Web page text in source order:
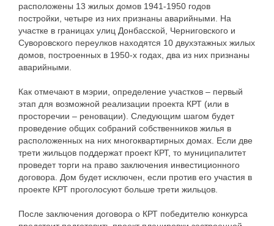
расположены 13 жилых домов 1941-1950 годов
постройки, четыре из них признаны аварийными. На
участке в границах улиц Донбасской, Черниговского и
Суворовского переулков находятся 10 двухэтажных жилых
домов, построенных в 1950-х годах, два из них признаны
аварийными.
Как отмечают в мэрии, определение участков – первый
этап для возможной реализации проекта КРТ (или в
просторечии – реновации). Следующим шагом будет
проведение общих собраний собственников жилья в
расположенных на них многоквартирных домах. Если две
трети жильцов поддержат проект КРТ, то муниципалитет
проведет торги на право заключения инвестиционного
договора. Дом будет исключен, если против его участия в
проекте КРТ проголосуют больше трети жильцов.
После заключения договора о КРТ победителю конкурса